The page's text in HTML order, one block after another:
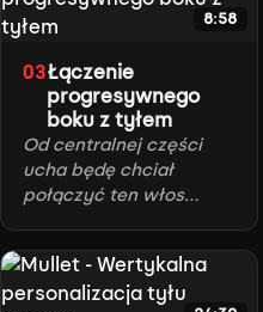
8:58
03Łączenie
progresywnego
boku z tyłem
Od centralnej części
ucha będę chciał
połączyć ten włos
tylnym.